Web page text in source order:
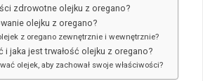
zdrowotne olejku z oregano?
olejku z oregano?
z oregano zewnętrznie i wewnętrznie?
i jaka jest trwałość olejku z oregano?
olejek, aby zachował swoje właściwości?